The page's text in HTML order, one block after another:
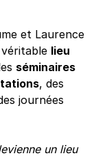
et Laurence
lieu
séminaires
, des
journées
un lieu